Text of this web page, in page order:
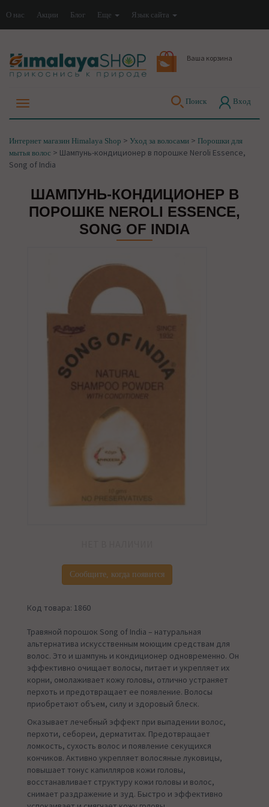
О нас Акции Блог Еще Язык сайта
Ваша корзина
Поиск Вход
Интернет магазин Himalaya Shop > Уход за волосами > Порошки для
мытья волос > Шампунь-кондиционер в порошке Neroli Essence,
Song of India
ШАМПУНЬ-КОНДИЦИОНЕР В
ПОРОШКЕ NEROLI ESSENCE,
SONG OF INDIA
Сообщите, когда появится
Код товара: 1860
Травяной порошок Song of India – натуральная
альтернатива искусственным моющим средствам для
волос. Это и шампунь и кондиционер одновременно. Он
эффективно очищает волосы, питает и укрепляет их
корни, омолаживает кожу головы, отлично устраняет
перхоть и предотвращает ее появление. Волосы
приобретают объем, силу и здоровый блеск.
Оказывает лечебный эффект при выпадении волос,
перхоти, себореи, дерматитах. Предотвращает
ломкость, сухость волос и появление секущихся
кончиков. Активно укрепляет волосяные луковицы,
повышает тонус капилляров кожи головы,
восстанавливает структуру кожи головы и волос,
снимает раздражение и зуд. Быстро и эффективно